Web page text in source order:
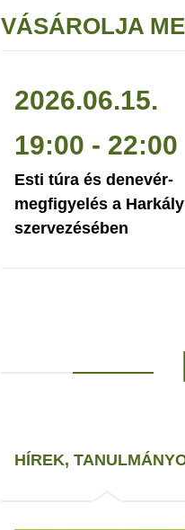
VÁSÁROLJA
2026.06.15.
19:00 - 22:00
Esti túra és denevér-
megfigyelés a
szervezésében
HÍREK,